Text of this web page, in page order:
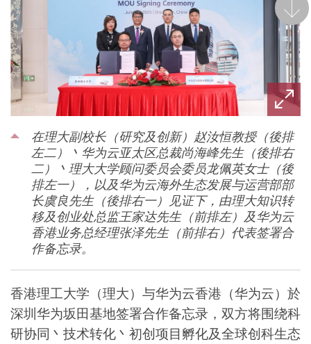
在理大副校长（研究及创新）赵汝恒教授（後排
左二）丶华为云亚太区总裁尚海峰先生（後排右
二）丶理大大学顾问委员会委员龙佩英女士（後
排左一），以及华为云海外生态发展与运营部部
长虞良先生（後排右一）见证下，由理大知识转
移及创业处总监王家达先生（前排左）及华为云
香港业务总经理张泽先生（前排右）代表签署合
作备忘录。
后一
香港理工大学（理大）与华为云香港（华为云）於
深圳华为坂田基地签署合作备忘录，双方将围绕科
研协同丶技术转化丶初创项目孵化及全球创科生态